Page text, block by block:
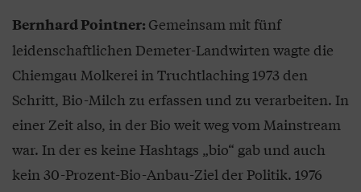
Bernhard Pointner: Gemeinsam mit fünf
leidenschaftlichen Demeter-Landwirten wagte die
Chiemgau Molkerei in Truchtlaching 1973 den
Schritt, Bio-Milch zu erfassen und zu verarbeiten. In
einer Zeit also, in der Bio weit weg vom Mainstream
war. In der es keine Hashtags „bio“ gab und auch
kein 30-Prozent-Bio-Anbau-Ziel der Politik. 1976